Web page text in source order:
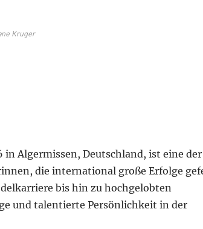
Kruger
in Algermissen, Deutschland, ist eine der
die international große Erfolge
bis hin zu hochgelobten
und talentierte Persönlichkeit in der